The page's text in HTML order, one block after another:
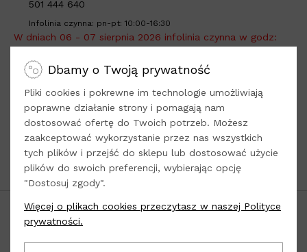
501 444 640
Infolinia czynna: pn-pt: 10:00-16:30
W dniach 06 - 07 sierpnia 2026 infolinia czynna w godz:
Adres do wysyłki:
Loola -
tylko sprzedaż online
Dys, ul. Kwiatowa 8
21-003 Ciecierzyn
woj. lubelskie
Odwiedź naszeSocial Media
POPULARNE KATEGORIE
Dbamy o Twoją prywatność
Pliki cookies i pokrewne im technologie umożliwiają
poprawne działanie strony i pomagają nam
dostosować ofertę do Twoich potrzeb. Możesz
zaakceptować wykorzystanie przez nas wszystkich
tych plików i przejść do sklepu lub dostosować użycie
plików do swoich preferencji, wybierając opcję
"Dostosuj zgody".
Więcej o plikach cookies przeczytasz w naszej Polityce
prywatności.